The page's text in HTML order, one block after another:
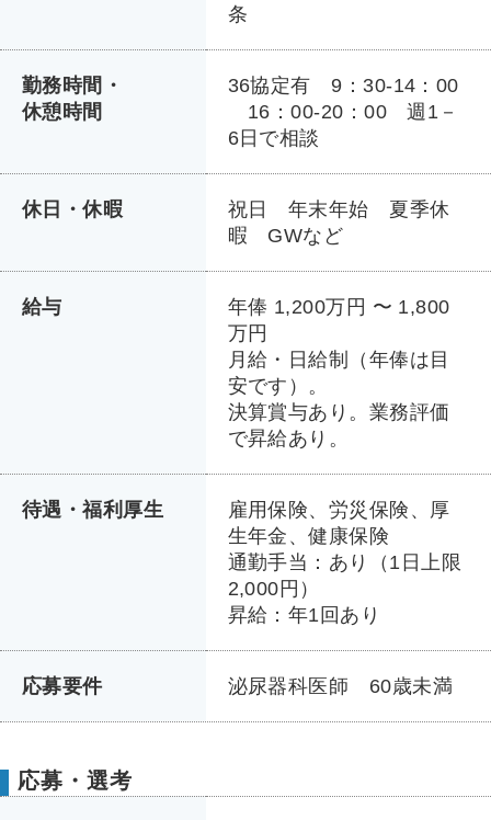
条
勤務時間・
休憩時間
36協定有 9：30-14：00
16：00-20：00 週1－
6日で相談
休日・休暇
祝日 年末年始 夏季休
暇 GWなど
給与
年俸 1,200万円 〜 1,800
万円
月給・日給制（年俸は目
安です）。
決算賞与あり。業務評価
で昇給あり。
待遇・福利厚生
雇用保険、労災保険、厚
生年金、健康保険
通勤手当：あり（1日上限
2,000円）
昇給：年1回あり
応募要件 泌尿器科医師 60歳未満
応募・選考